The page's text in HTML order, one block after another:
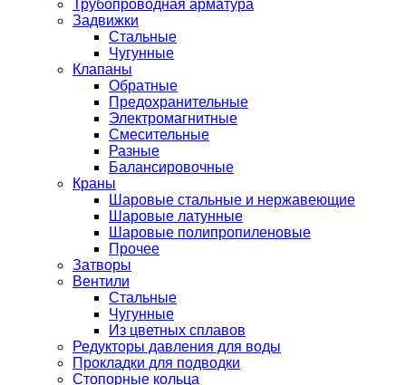
Трубопроводная арматура
Задвижки
Стальные
Чугунные
Клапаны
Обратные
Предохранительные
Электромагнитные
Смесительные
Разные
Балансировочные
Краны
Шаровые стальные и нержавеющие
Шаровые латунные
Шаровые полипропиленовые
Прочее
Затворы
Вентили
Стальные
Чугунные
Из цветных сплавов
Редукторы давления для воды
Прокладки для подводки
Стопорные кольца